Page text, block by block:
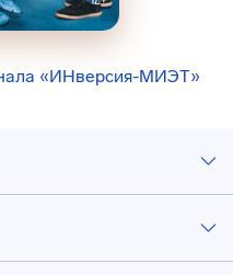
«ИНверсия-МИЭТ»